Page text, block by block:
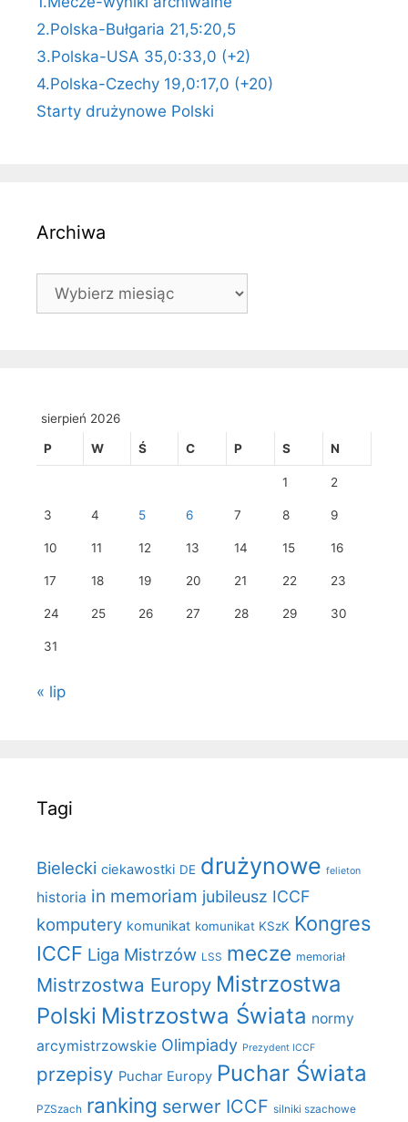
2.Polska-Bułgaria 21,5:20,5
3.Polska-USA 35,0:33,0 (+2)
4.Polska-Czechy 19,0:17,0 (+20)
Starty drużynowe Polski
Archiwa
Archiwa
sierpień 2026
P W Ś C P S N
1 2
3 4 5 6 7 8 9
10 11 12 13 14 15 16
17 18 19 20 21 22 23
24 25 26 27 28 29 30
31
« lip
Tagi
Bielecki ciekawostki DE drużynowe felieton
historia in memoriam jubileusz ICCF
komputery komunikat komunikat KSzK Kongres
ICCF Liga Mistrzów LSS mecze memoriał
Mistrzostwa Europy Mistrzostwa
Polski Mistrzostwa Świata normy
arcymistrzowskie Olimpiady Prezydent ICCF
przepisy Puchar Europy Puchar Świata
PZSzach ranking serwer ICCF silniki szachowe